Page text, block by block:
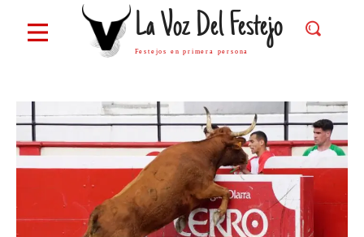
La Voz Del Festejo
Festejos en primera persona